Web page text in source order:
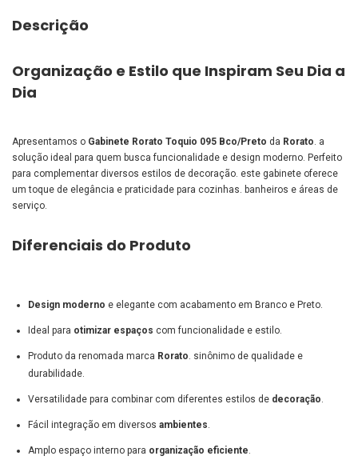
Descrição
Organização e Estilo que Inspiram Seu Dia a
Dia
Apresentamos o Gabinete Rorato Toquio 095 Bco/Preto da Rorato. a
solução ideal para quem busca funcionalidade e design moderno. Perfeito
para complementar diversos estilos de decoração. este gabinete oferece
um toque de elegância e praticidade para cozinhas. banheiros e áreas de
serviço.
Diferenciais do Produto
Design moderno e elegante com acabamento em Branco e Preto.
Ideal para otimizar espaços com funcionalidade e estilo.
Produto da renomada marca Rorato. sinônimo de qualidade e
durabilidade.
Versatilidade para combinar com diferentes estilos de decoração.
Fácil integração em diversos ambientes.
Amplo espaço interno para organização eficiente.